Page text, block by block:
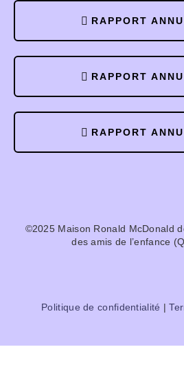
RAPPORT
RAPPORT
RAPPORT
©2025 Maison Ronald McDonald
des amis de l’enfance
Politique de confidentialité |